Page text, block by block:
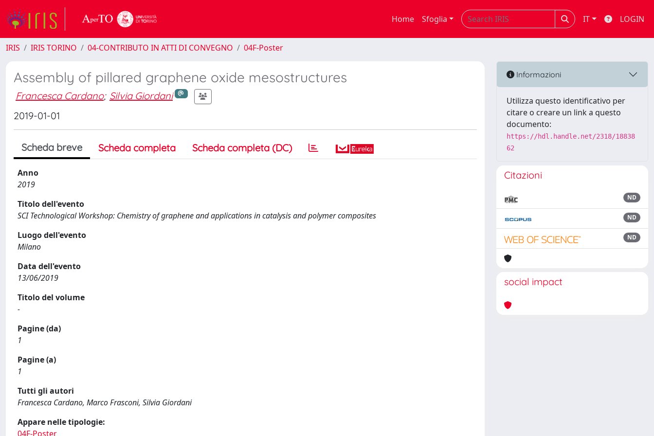
Home Sfoglia IT LOGIN
IRIS IRIS TORINO 04-CONTRIBUTO IN ATTI DI CONVEGNO 04F-Poster
Assembly of pillared graphene oxide mesostructures
Francesca Cardano; Silvia Giordani
2019-01-01
Scheda breve Scheda completa Scheda completa (DC)
Anno
2019
Titolo dell'evento
SCI Technological Workshop: Chemistry of graphene and applications in catalysis and polymer composites
Luogo dell'evento
Milano
Data dell'evento
13/06/2019
Titolo del volume
-
Pagine (da)
1
Pagine (a)
1
Tutti gli autori
Francesca Cardano, Marco Frasconi, Silvia Giordani
Appare nelle tipologie:
04F-Poster
Informazioni
Utilizza questo identificativo per
citare o creare un link a questo
documento:
https://hdl.handle.net/2318/18838
62
Citazioni
ND
ND
ND
social impact